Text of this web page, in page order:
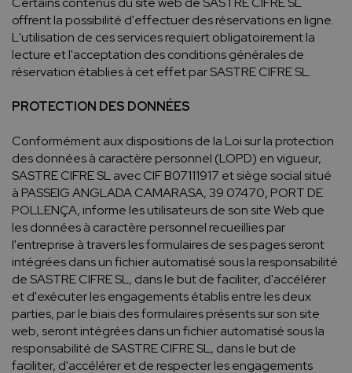
offrent la possibilité d'effectuer des réservations en ligne.
L'utilisation de ces services requiert obligatoirement la
lecture et l'acceptation des conditions générales de
réservation établies à cet effet par SASTRE CIFRE SL.
PROTECTION DES DONNÉES
Conformément aux dispositions de la Loi sur la protection
des données à caractère personnel (LOPD) en vigueur,
SASTRE CIFRE SL avec CIF B07111917 et siège social situé
à PASSEIG ANGLADA CAMARASA, 39 07470, PORT DE
POLLENÇA, informe les utilisateurs de son site Web que
les données à caractère personnel recueillies par
l'entreprise à travers les formulaires de ses pages seront
intégrées dans un fichier automatisé sous la responsabilité
de SASTRE CIFRE SL, dans le but de faciliter, d'accélérer
et d'exécuter les engagements établis entre les deux
parties, par le biais des formulaires présents sur son site
web, seront intégrées dans un fichier automatisé sous la
responsabilité de SASTRE CIFRE SL, dans le but de
faciliter, d'accélérer et de respecter les engagements